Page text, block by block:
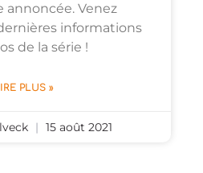
annoncée. Venez
informations
de la série !
PLUS »
15 août 2021